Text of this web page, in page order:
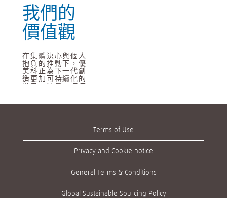
閱讀更多
我們的
價值觀
在集體決心與個人
抱負的推動下，優
美科正為下一代創
造更加可持續化的
世界。這是一項極
工必須了解他們在
塑造我們所處的行
業和消費者生活時
所起的重要作用。
為做到這一點，我
們將價值觀融入到
我們所做的每項工
作。這是引導我們
Terms of Use
Privacy and Cookie notice
General Terms & Conditions
Global Sustainable Sourcing Policy